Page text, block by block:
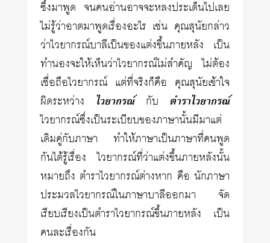
ซึ้งมาพูด จนคนอ่านอาจจะหลงประเด็นไปเลย
ไม่รู้ว่าอาตมาพูดเรื่องอะไร เช่น คุณสุนัยกล่าว
ว่าไวยากรณ์บาลีเป็นของแต่งขึ้นภายหลัง เป็น
ทำนองจะให้เห็นว่าไวยากรณ์ไม่สำคัญ ไม่ต้อง
เชื่อถือไวยากรณ์ แต่ที่จริงก็คือ คุณสุนัยเข้าใจ
ผิดระหว่าง ไวยากรณ์กับ ตำราไวยากรณ์
ไวยากรณ์ซึ่งเป็นระเบียบของภาษานั้นมีมาแต่
เดิมคู่กับภาษา ทำให้ภาษาเป็นภาษาที่คนพูด
กันได้รู้เรื่อง ไวยากรณ์ที่ว่าแต่งขึ้นภายหลังนั้น
หมายถึง ตำราไวยากรณ์ต่างหาก คือ นักภาษา
ประมวลไวยากรณ์ในภาษาบาลีออกมา จัด
เรียบเรียงเป็นตำราไวยากรณ์ขึ้นภายหลัง เป็น
คนละเรื่องกัน